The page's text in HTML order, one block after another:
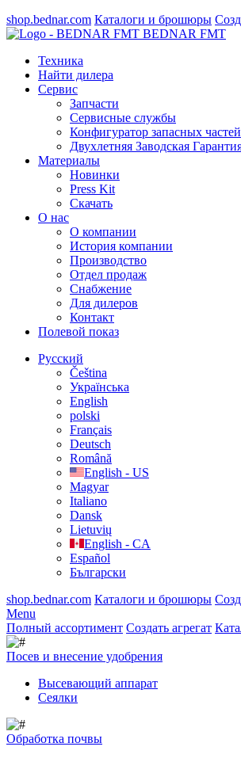
shop.bednar.com Каталоги и брошюры
BEDNAR FMT
Техника
Найти дилера
Сервис
Запчасти
Сервисные службы
Конфигуратор запасных частей
Двухлетняя Заводская
Материалы
Новинки
Press Kit
Скачать
О нас
О компании
История компании
Производство
Отдел продаж
Cнабжение
Для дилеров
Контакт
Полевой показ
Русский
Čeština
Українська
English
polski
Français
Deutsch
Română
English - US
Magyar
Italiano
Dansk
Lietuvių
English - CA
Español
Български
shop.bednar.com Каталоги и брошюры
Menu
Полный ассортимент Создать агрегат
Посев и внесение удобрения
Высевающий аппарат
Сеялки
Обработка почвы